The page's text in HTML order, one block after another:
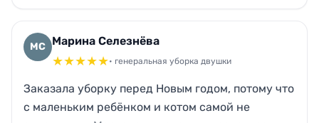
блестящего паркета и отсутствия пыли на
плинтусах. Теперь Новый год точно встретим в
МС Марина Селезнёва
★★★★★• генеральная уборка двушки
Заказала уборку перед Новым годом, потому что
с маленьким ребёнком и котом самой не